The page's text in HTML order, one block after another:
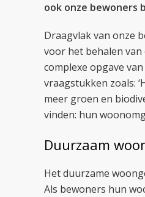
ook onze bewoners
Draagvlak van onze
voor het behalen
complexe opgave
vraagstukken zoals:
meer groen en
vinden: hun
Duurzaam
Het duurzame
Als bewoners hun